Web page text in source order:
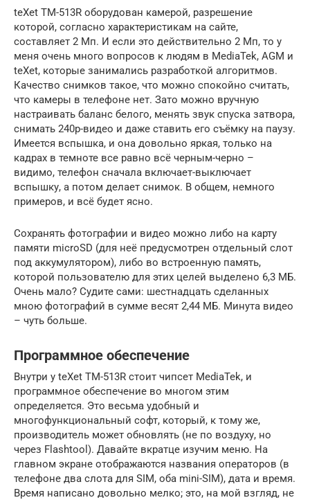
teXet TM-513R оборудован камерой, разрешение
которой, согласно характеристикам на сайте,
составляет 2 Мп. И если это действительно 2 Мп, то у
меня очень много вопросов к людям в MediaTek, AGM и
teXet, которые занимались разработкой алгоритмов.
Качество снимков такое, что можно спокойно считать,
что камеры в телефоне нет. Зато можно вручную
настраивать баланс белого, менять звук спуска затвора,
снимать 240p-видео и даже ставить его съёмку на паузу.
Имеется вспышка, и она довольно яркая, только на
кадрах в темноте все равно всё черным-черно –
видимо, телефон сначала включает-выключает
вспышку, а потом делает снимок. В общем, немного
примеров, и всё будет ясно.
Сохранять фотографии и видео можно либо на карту
памяти microSD (для неё предусмотрен отдельный слот
под аккумулятором), либо во встроенную память,
которой пользователю для этих целей выделено 6,3 МБ.
Очень мало? Судите сами: шестнадцать сделанных
мною фотографий в сумме весят 2,44 МБ. Минута видео
– чуть больше.
Программное обеспечение
Внутри у teXet TM-513R стоит чипсет MediaTek, и
программное обеспечение во многом этим
определяется. Это весьма удобный и
многофункциональный софт, который, к тому же,
производитель может обновлять (не по воздуху, но
через Flashtool). Давайте вкратце изучим меню. На
главном экране отображаются названия операторов (в
телефоне два слота для SIM, оба mini-SIM), дата и время.
Время написано довольно мелко; это, на мой взгляд, не